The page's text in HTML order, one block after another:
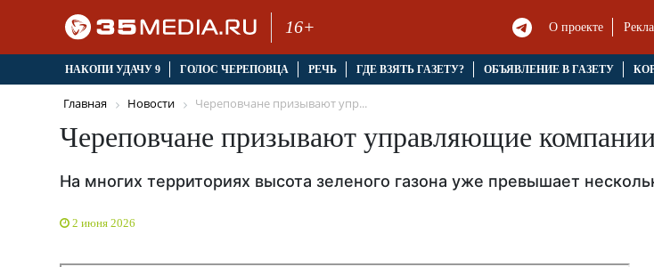
16+ О проекте
НАКОПИ УДАЧУ 9 ГОЛОС ЧЕРЕПОВЦА РЕЧЬ ГДЕ ВЗЯТЬ ГАЗЕТУ? ОБЪЯВЛЕНИЕ В ГАЗЕТУ
Главная Новости Череповчане призывают упр...
Череповчане призывают управляющие компании
На многих территориях высота зеленого газона уже превышает
2 июня 2026